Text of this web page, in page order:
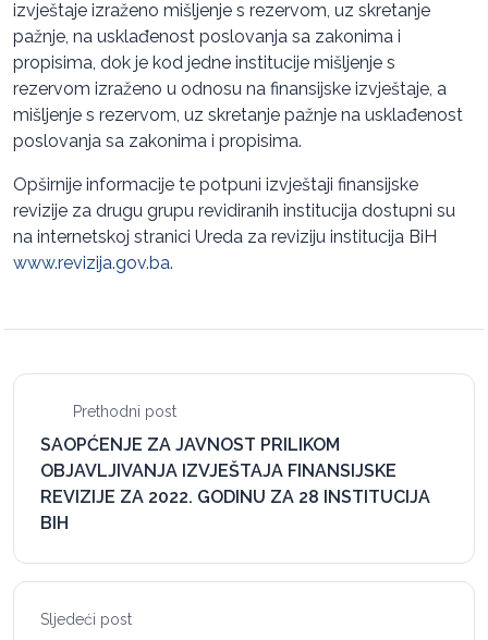
izvještaje izraženo mišljenje s rezervom, uz skretanje
pažnje, na usklađenost poslovanja sa zakonima i
propisima, dok je kod jedne institucije mišljenje s
rezervom izraženo u odnosu na finansijske izvještaje, a
mišljenje s rezervom, uz skretanje pažnje na usklađenost
poslovanja sa zakonima i propisima.
Opširnije informacije te potpuni izvještaji finansijske
revizije za drugu grupu revidiranih institucija dostupni su
na internetskoj stranici Ureda za reviziju institucija BiH
www.revizija.gov.ba.
Prethodni post
SAOPĆENJE ZA JAVNOST PRILIKOM
OBJAVLJIVANJA IZVJEŠTAJA FINANSIJSKE
REVIZIJE ZA 2022. GODINU ZA 28 INSTITUCIJA
BIH
Sljedeći post